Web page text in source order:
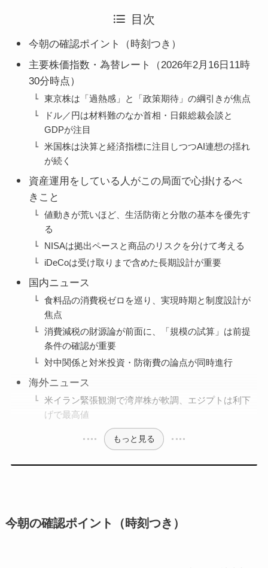
目次
今朝の確認ポイント（時刻つき）
主要株価指数・為替レート（2026年2月16日11時
30分時点）
東京株は「過熱感」と「政策期待」の綱引きが焦点
ドル／円は材料難のなか首相・日銀総裁会談と
GDPが注目
米国株は決算と経済指標に注目しつつAI連想の揺れ
が続く
資産運用をしている人がこの局面で心掛けるべ
きこと
値動きが荒いほど、生活防衛と分散の基本を優先す
る
NISAは拠出ペースと商品のリスクを分けて考える
iDeCoは受け取りまで含めた長期設計が重要
国内ニュース
食料品の消費税ゼロを巡り、実現時期と制度設計が
焦点
消費減税の財源論が前面に、「規模の試算」は前提
条件の確認が重要
対中関係と対米投資・防衛費の論点が同時進行
海外ニュース
米イラン緊張観測で湾岸株が軟調、エジプトは利下
げで最高値
もっと見る
今朝の確認ポイント（時刻つき）